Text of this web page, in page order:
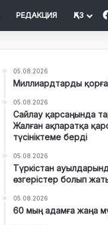
РЕДАКЦИЯ ҚАЗ
05.08.2026
Миллиардтарды
05.08.2026
Сайлау қарсаңында
Жалған ақпаратқа
түсініктеме берді
05.08.2026
Түркістан
өзгерістер болып
05.08.2026
60 мың адамға жаңа